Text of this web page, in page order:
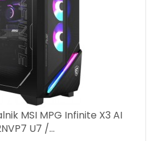
MSI MPG Infinite X3 AI
U7 /...